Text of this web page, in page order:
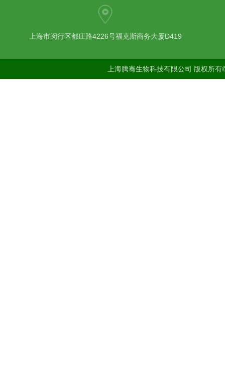
上海市闵行区都庄路4226号福克斯商务大厦D419
上海腾骞生物科技有限公司 版权所